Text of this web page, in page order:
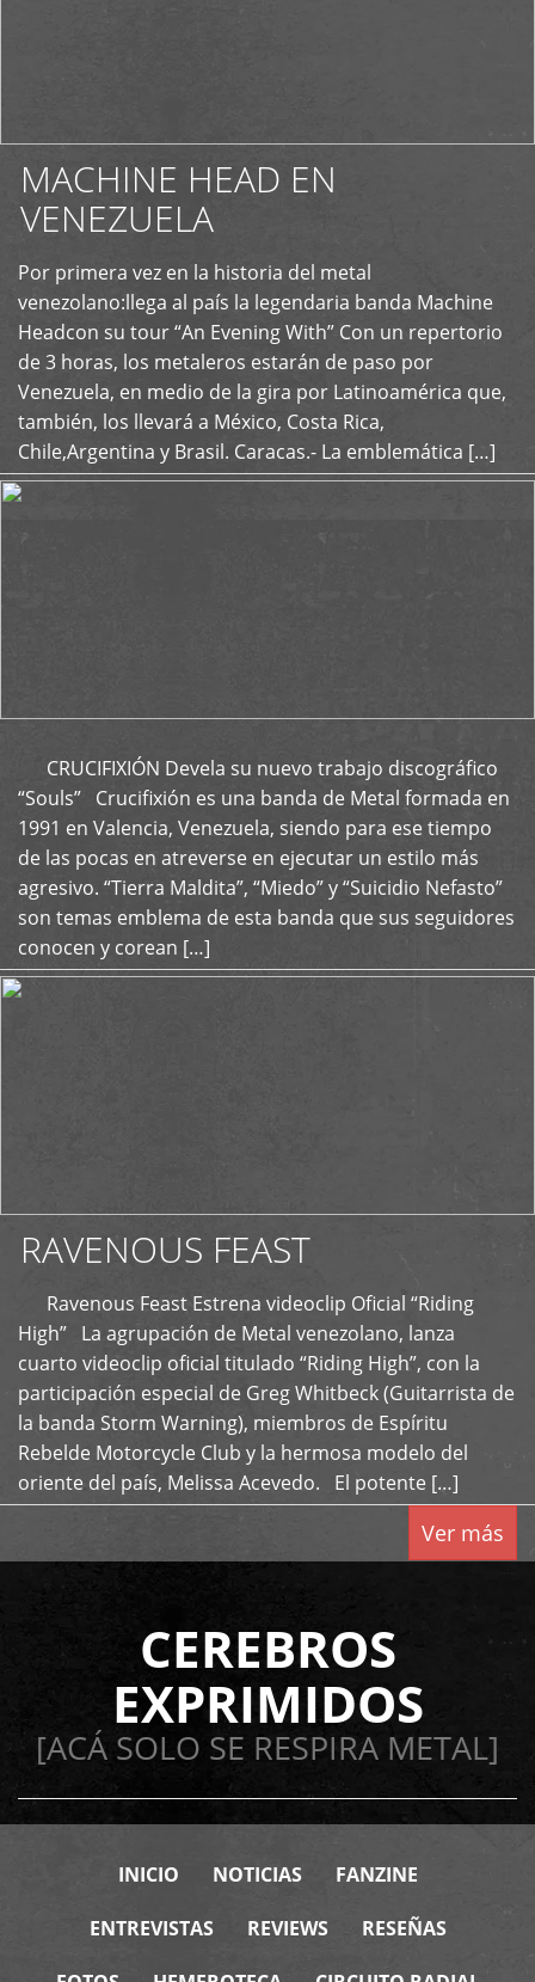
MACHINE HEAD EN
VENEZUELA
Por primera vez en la historia del metal
venezolano:llega al país la legendaria banda Machine
Headcon su tour “An Evening With” Con un repertorio
de 3 horas, los metaleros estarán de paso por
Venezuela, en medio de la gira por Latinoamérica que,
también, los llevará a México, Costa Rica,
Chile,Argentina y Brasil. Caracas.- La emblemática […]
+
CRUCIFIXIÓN Devela su nuevo trabajo discográfico
“Souls” Crucifixión es una banda de Metal formada en
1991 en Valencia, Venezuela, siendo para ese tiempo
de las pocas en atreverse en ejecutar un estilo más
agresivo. “Tierra Maldita”, “Miedo” y “Suicidio Nefasto”
son temas emblema de esta banda que sus seguidores
conocen y corean […]
+
RAVENOUS FEAST
Ravenous Feast Estrena videoclip Oficial “Riding
High” La agrupación de Metal venezolano, lanza
cuarto videoclip oficial titulado “Riding High”, con la
participación especial de Greg Whitbeck (Guitarrista de
la banda Storm Warning), miembros de Espíritu
Rebelde Motorcycle Club y la hermosa modelo del
oriente del país, Melissa Acevedo. El potente […]
Ver más
CEREBROS
EXPRIMIDOS
[ACÁ SOLO SE RESPIRA METAL]
INICIO NOTICIAS FANZINE
ENTREVISTAS REVIEWS RESEÑAS